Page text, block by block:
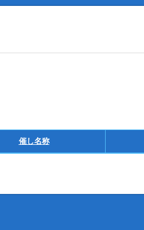
催し名称